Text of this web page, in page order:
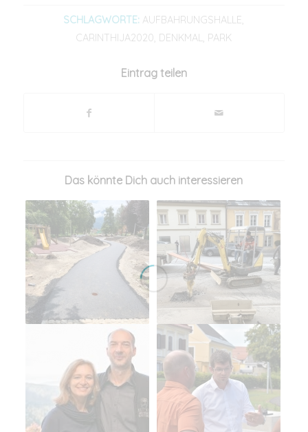
SCHLAGWORTE: AUFBAHRUNGSHALLE
CARINTHIJA2020 DENKMAL PARK
Eintrag teilen
Das könnte Dich auch interessieren